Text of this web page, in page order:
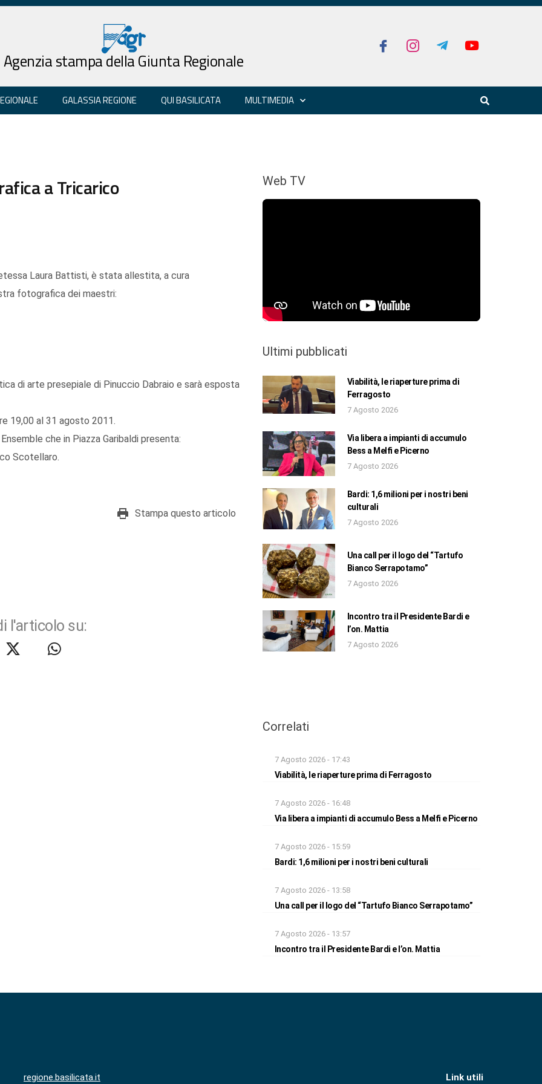
Agenzia stampa della Giunta Regionale
GALASSIA REGIONE QUI BASILICATA MULTIMEDIA
a Tricarico
Laura Battisti, è stata allestita, a cura
fotografica dei maestri:
di arte presepiale di Pinuccio Dabraio e sarà esposta
19,00 al 31 agosto 2011.
che in Piazza Garibaldi presenta:
Scotellaro.
Stampa questo articolo
l'articolo su:
Web TV
Ultimi pubblicati
Viabilità, le riaperture prima di
Ferragosto
7 Agosto 2026
Via libera a impianti di accumulo
Bess a Melfi e Picerno
7 Agosto 2026
Bardi: 1,6 milioni per i nostri beni
culturali
7 Agosto 2026
Una call per il logo del “Tartufo
Bianco Serrapotamo”
7 Agosto 2026
Incontro tra il Presidente Bardi e
l’on. Mattia
7 Agosto 2026
Correlati
7 Agosto 2026 - 17:43
Viabilità, le riaperture prima di Ferragosto
7 Agosto 2026 - 16:48
Via libera a impianti di accumulo Bess a Melfi e Picerno
7 Agosto 2026 - 15:59
Bardi: 1,6 milioni per i nostri beni culturali
7 Agosto 2026 - 13:58
Una call per il logo del “Tartufo Bianco Serrapotamo”
7 Agosto 2026 - 13:57
Incontro tra il Presidente Bardi e l’on. Mattia
regione.basilicata.it Link utili